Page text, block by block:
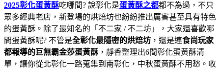
2025彰化蛋黃酥吃哪間? 說彰化是蛋黃酥之都都不為過，不只
眾多經典老店，新登場的烘焙坊也紛紛推出厲害甚至具有特色
的蛋黃酥。除了最知名的「不二家 / 不二坊」，大家還喜歡哪
間蛋黃酥呢? 不管是全彰化最隱密的烘焙坊 ，還是連食尚玩家
都報導的巨無霸金莎蛋黃酥，靜香整理出6間彰化蛋黃酥清
單，讓你從北彰化一路蒐集到南彰化，中秋蛋黃酥不用愁。收